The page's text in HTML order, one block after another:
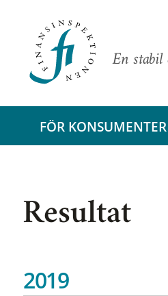
En stabil
FÖR KONSUMENTER
Resultat
2019